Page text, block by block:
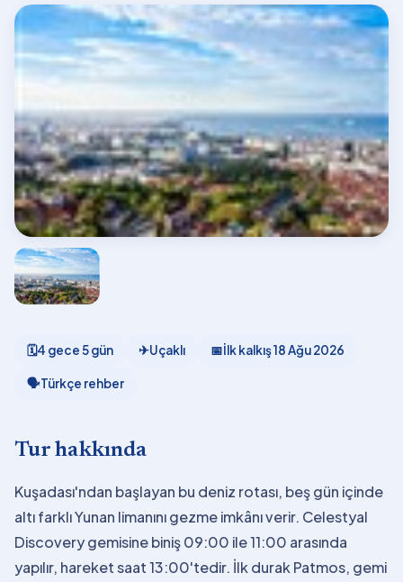
🗓4 gece 5 gün ✈Uçaklı 📅İlk kalkış18 Ağu 2026
🗣Türkçe rehber
Tur hakkında
Kuşadası'ndan başlayan bu deniz rotası, beş gün içinde
altı farklı Yunan limanını gezme imkânı verir. Celestyal
Discovery gemisine biniş 09:00 ile 11:00 arasında
yapılır, hareket saat 13:00'tedir. İlk durak Patmos, gemi